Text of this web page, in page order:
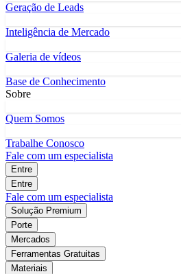
Geração de Leads
Inteligência de Mercado
Galeria de vídeos
Base de Conhecimento
Sobre
Quem Somos
Trabalhe Conosco
Fale com um especialista
Entre
Entre
Fale com um especialista
Solução Premium
Porte
Mercados
Ferramentas Gratuitas
Materiais